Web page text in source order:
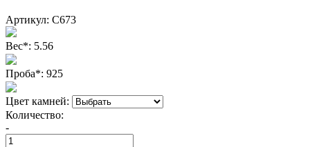
Артикул: С673
Вес*: 5.56
Проба*: 925
Цвет камней:
Количество:
-